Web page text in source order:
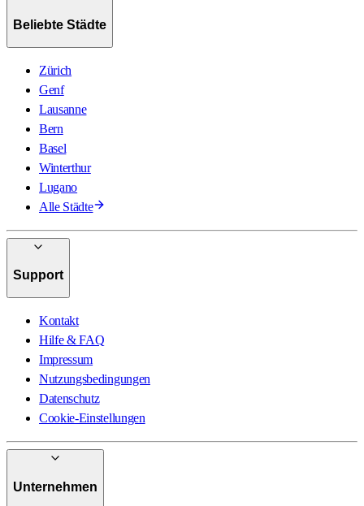
Beliebte Städte
Zürich
Genf
Lausanne
Bern
Basel
Winterthur
Lugano
Alle Städte
Support
Kontakt
Hilfe & FAQ
Impressum
Nutzungsbedingungen
Datenschutz
Cookie-Einstellungen
Unternehmen